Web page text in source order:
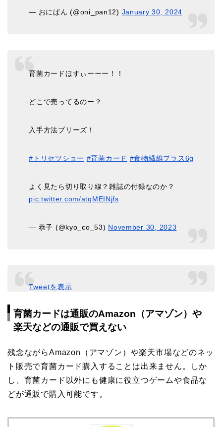
— おにぱん (@oni_pan12) January 30, 2024
育菌カードほすぃーーー！！
どこで売ってるのー？
入手方法プリーズ！
#トリセツショー #育菌カード #食物繊維プラス6g
よく見たら切り取り線？雑誌の付録なのか？
pic.twitter.com/atqMEINjfs
— 恭子 (@kyo_co_53) November 30, 2023
Tweetを表示
育菌カードは通販のAmazon（アマゾン）や
楽天などの通販で買えない
残念ながらAmazon（アマゾン）や楽天市場などのネッ
ト販売で育菌カード購入することは出来ません。しか
し、育菌カード以外にも健康に役立つゲームや食品な
どが通販で購入可能です。